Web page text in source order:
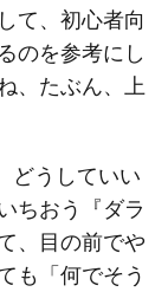
て、初心者向
のを参考にし
、たぶん、上
どうしていい
ちおう『ダラ
、目の前でや
も「何でそう